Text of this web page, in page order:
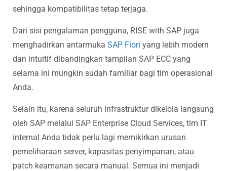
sehingga kompatibilitas tetap terjaga.
Dari sisi pengalaman pengguna, RISE with SAP juga
menghadirkan antarmuka SAP Fiori yang lebih modern
dan intuitif dibandingkan tampilan SAP ECC yang
selama ini mungkin sudah familiar bagi tim operasional
Anda.
Selain itu, karena seluruh infrastruktur dikelola langsung
oleh SAP melalui SAP Enterprise Cloud Services, tim IT
internal Anda tidak perlu lagi memikirkan urusan
pemeliharaan server, kapasitas penyimpanan, atau
patch keamanan secara manual. Semua ini menjadi